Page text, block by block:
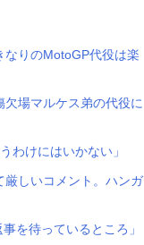
りのMotoGP代役は楽
場マルケス弟の代役に
わけにはいかない」
しいコメント。ハンガ
を待っているところ」